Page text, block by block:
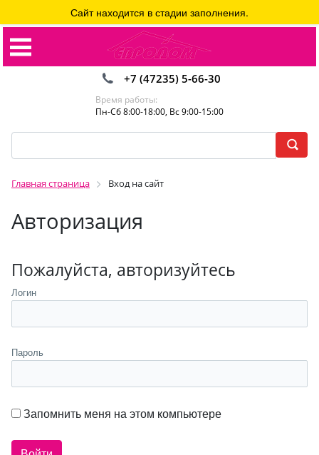
+7 (47235) 5-66-30
Время работы:
Пн-Сб 8:00-18:00, Вс 9:00-15:00
Главная страница Вход на сайт
Авторизация
Сайт находится в стадии заполнения.
Пожалуйста, авторизуйтесь
Логин
Пароль
Запомнить меня на этом компьютере